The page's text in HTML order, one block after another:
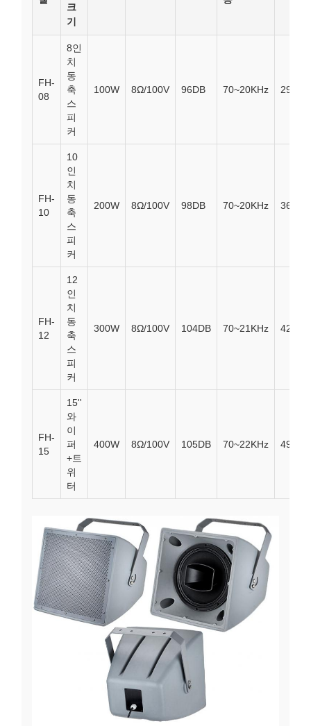
크
기
FH-
08
8인
치
동
축
스
피
커
100W 8Ω/100V 96DB 70~20KHz
FH-
10
10
인
치
동
축
스
피
커
200W 8Ω/100V 98DB 70~20KHz
FH-
12
12
인
치
동
축
스
피
커
300W 8Ω/100V 104DB 70~21KHz
FH-
15
15''
와
이
퍼
+트
위
터
400W 8Ω/100V 105DB 70~22KHz